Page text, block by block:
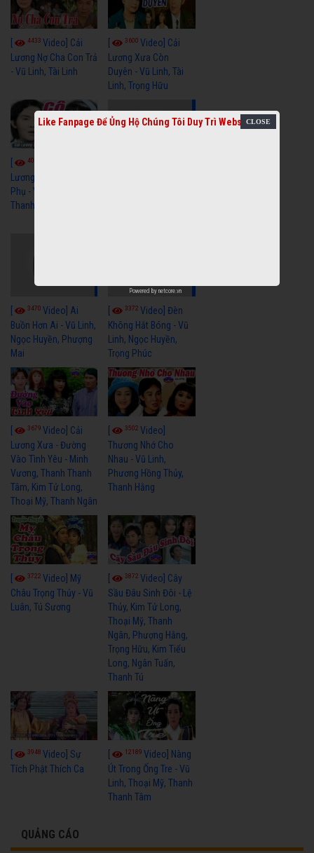
4433 Video] Cải
Lương Nợ Cha Con Trả
- Vũ Linh, Tài Linh
3600Video] Cải
Lương Xưa Còn
Duyên - Vũ Linh, Tài
Linh, Trọng Hữu
4016
Lương Xưa Cô Dâu
Phụ - Vũ Linh, Tài Linh,
Thanh Ngân
3470 Video] Ai
Buồn Hơn Ai - Vũ Linh,
Ngọc Huyền, Phượng
Mai
3372Video] Đèn
Không Hắt Bóng - Vũ
Linh, Ngọc Huyền,
Trọng Phúc
3679 Video] Cải
Lương Xưa - Đường
Vào Tình Yêu - Minh
Vương, Thanh Thanh
Tâm, Kim Tử Long,
Thoại Mỹ, Thanh Ngân
3502Video]
Thương Nhớ Cho
Nhau - Vũ Linh,
Phương Hồng Thủy,
Thanh Hằng
3722 Video] Mỹ
Châu Trọng Thủy - Vũ
Luân, Tú Sương
3872Video] Cây
Sầu Đâu Sinh Đôi - Lệ
Thủy, Kim Tử Long,
Thoại Mỹ, Thanh
Ngân, Phượng Hằng,
Trọng Hữu, Kim Tiểu
Long, Ngân Tuấn,
Thanh Tú
[ 3948 Video] Sự
Tích Phật Thích Ca
[ 12189Video] Nàng
Út Trong Ống Tre - Vũ
Linh, Thoại Mỹ, Thanh
Thanh Tâm
QUẢNG CÁO
Like Fanpage Để Ủng Hộ Chúng Tôi Duy Trì Website
Powered by netcore.vn